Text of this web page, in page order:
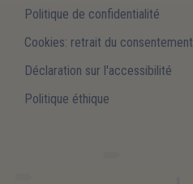
Politique de confidentialité
Cookies: retrait du consentement
Déclaration sur l'accessibilité
Politique éthique